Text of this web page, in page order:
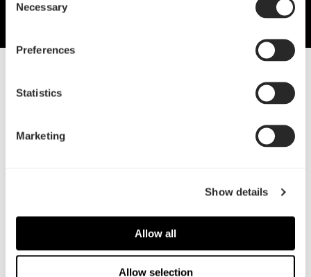
Selection
Necessary
Preferences
Statistics
Marketing
Show details
Allow all
Allow selection
Define 7和Define 7 XL简介